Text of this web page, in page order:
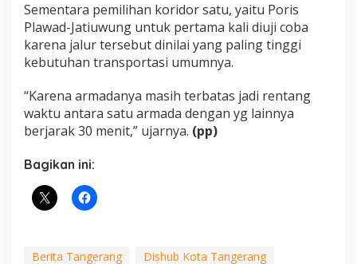
Sementara pemilihan koridor satu, yaitu Poris
Plawad-Jatiuwung untuk pertama kali diuji coba
karena jalur tersebut dinilai yang paling tinggi
kebutuhan transportasi umumnya.
“Karena armadanya masih terbatas jadi rentang
waktu antara satu armada dengan yg lainnya
berjarak 30 menit,” ujarnya. (pp)
Bagikan ini:
Berita Tangerang
Dishub Kota Tangerang